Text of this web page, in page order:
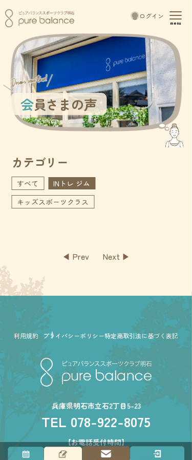
ログイン
toggle
menu
会員さまの声
カテゴリー
すべて
INトレ ジム
キッズスポーツクラス
◀ Prev Next ▶
利用規約 プライバシーポリシー特定商取引法に基づく表記
兵庫県明石市立石2丁目5-23
TEL 078-922-8075
【お電話受付時間】